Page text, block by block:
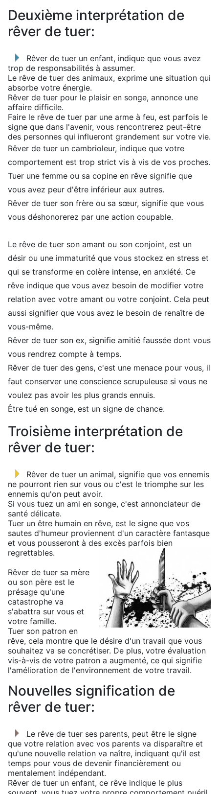
Deuxième interprétation de
rêver de tuer:
Rêver de tuer un enfant, indique que vous avez
trop de responsabilités à assumer.
Le rêve de tuer des animaux, exprime une situation qui
absorbe votre énergie.
Rêver de tuer pour le plaisir en songe, annonce une
affaire difficile.
Faire le rêve de tuer par une arme à feu, est parfois le
signe que dans l'avenir, vous rencontrerez peut-être
des personnes qui influeront grandement sur votre vie.
Rêver de tuer un cambrioleur, indique que votre
comportement est trop strict vis à vis de vos proches.
Tuer une femme ou sa copine en rêve signifie que
vous avez peur d'être inférieur aux autres.
Rêver de tuer son frère ou sa sœur, signifie que vous
vous déshonorerez par une action coupable.
Le rêve de tuer son amant ou son conjoint, est un
désir ou une immaturité que vous stockez en stress et
qui se transforme en colère intense, en anxiété. Ce
rêve indique que vous avez besoin de modifier votre
relation avec votre amant ou votre conjoint. Cela peut
aussi signifier que vous avez le besoin de renaître de
vous-même.
Rêver de tuer son ex, signifie amitié faussée dont vous
vous rendrez compte à temps.
Rêver de tuer des gens, c'est une menace pour vous, il
faut conserver une conscience scrupuleuse si vous ne
voulez pas avoir les plus grands ennuis.
Être tué en songe, est un signe de chance.
Troisième interprétation de
rêver de tuer:
Rêver de tuer un animal, signifie que vos ennemis
ne pourront rien sur vous ou c'est le triomphe sur les
ennemis qu'on peut avoir.
Si vous tuez un ami en songe, c'est annonciateur de
santé délicate.
Tuer un être humain en rêve, est le signe que vos
sautes d'humeur proviennent d'un caractère fantasque
et vous pousseront à des excès parfois bien
regrettables.
Rêver de tuer sa mère
ou son père est le
présage qu'une
catastrophe va
s'abattra sur vous et
votre famille.
Tuer son patron en
rêve, cela montre que le désire d'un travail que vous
souhaitez va se concrétiser. De plus, votre évaluation
vis-à-vis de votre patron a augmenté, ce qui signifie
l'amélioration de l'environnement de votre travail.
Nouvelles signification de
rêver de tuer:
Le rêve de tuer ses parents, peut être le signe
que votre relation avec vos parents va disparaître et
qu'une nouvelle relation va naître, indiquant qu'il est
temps pour vous de devenir financièrement ou
mentalement indépendant.
Rêver de tuer un enfant, ce rêve indique le plus